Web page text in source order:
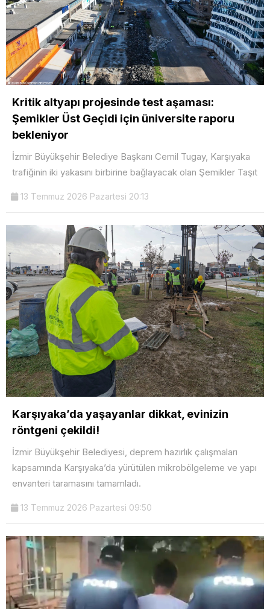
Kritik altyapı projesinde test aşaması:
Şemikler Üst Geçidi için üniversite raporu
bekleniyor
İzmir Büyükşehir Belediye Başkanı Cemil Tugay, Karşıyaka
trafiğinin iki yakasını birbirine bağlayacak olan Şemikler Taşıt
13 Temmuz 2026 Pazartesi 20:13
Karşıyaka’da yaşayanlar dikkat, evinizin
röntgeni çekildi!
İzmir Büyükşehir Belediyesi, deprem hazırlık çalışmaları
kapsamında Karşıyaka’da yürütülen mikrobölgeleme ve yapı
envanteri taramasını tamamladı.
13 Temmuz 2026 Pazartesi 09:50